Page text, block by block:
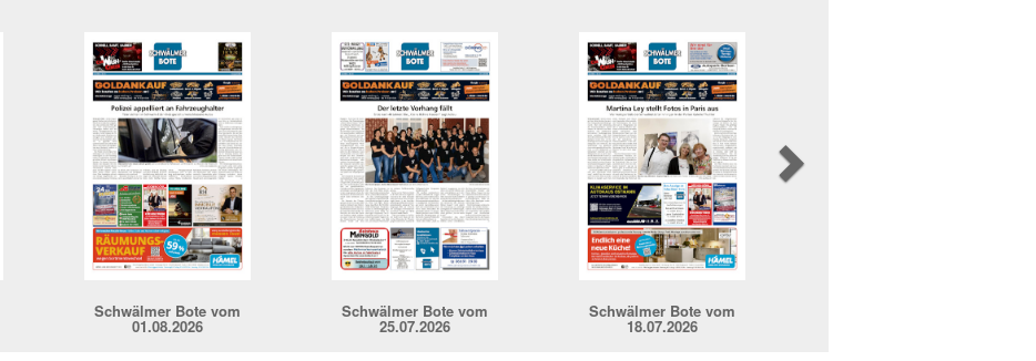
Schwälmer Bote vom
01.08.2026
Schwälmer Bote vom
25.07.2026
Schwälmer Bote vom
18.07.2026